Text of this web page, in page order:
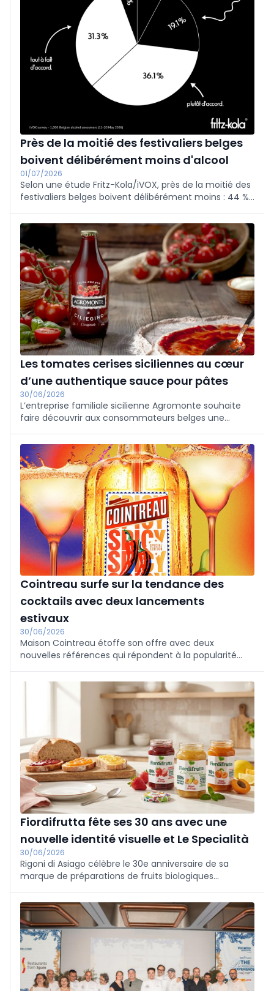
Près de la moitié des festivaliers belges
boivent délibérément moins d'alcool
01/07/2026
Selon une étude Fritz-Kola/iVOX, près de la moitié des
festivaliers belges boivent délibérément moins : 44 %
gagnent fortement en popularité, même si leur prix et
la variété de l’offre restent des points sensibles. Deux
tiers des festivaliers se sentent tout aussi bien avec
des boissons sans alcool.
Les tomates cerises siciliennes au cœur
d’une authentique sauce pour pâtes
30/06/2026
L’entreprise familiale sicilienne Agromonte souhaite
faire découvrir aux consommateurs belges une
prête à l’emploi élaborée à partir de tomates cerises.
Cointreau surfe sur la tendance des
cocktails avec deux lancements
estivaux
30/06/2026
Maison Cointreau étoffe son offre avec deux
nouvelles références qui répondent à la popularité
drink.
Fiordifrutta fête ses 30 ans avec une
nouvelle identité visuelle et Le Specialità
30/06/2026
Rigoni di Asiago célèbre le 30e anniversaire de sa
marque de préparations de fruits biologiques
lancement de Le Specialità.